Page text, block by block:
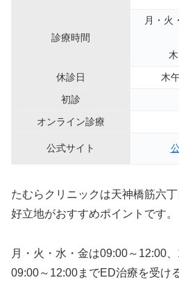
診療時間
月・火
休診日
木
初診
オンライン診療
公式サイト
たむらクリニックは天神橋筋六
好立地がおすすめポイントです。
月・火・水・金は09:00～12:00
09:00～12:00までED治療を受け